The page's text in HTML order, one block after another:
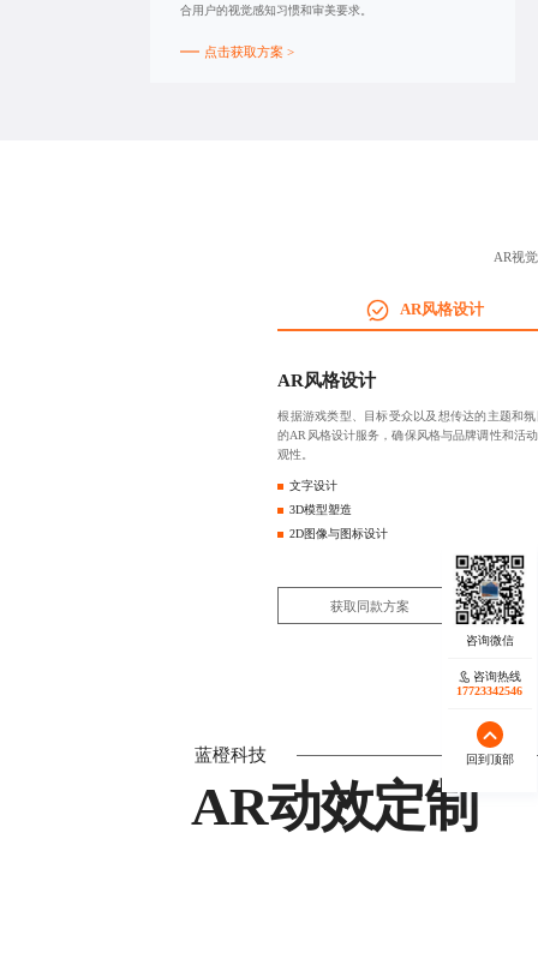
合用户的视觉感知习惯和审美要求。
点击获取方案 >
AR视
AR风格设计
AR风格设计
根据游戏类型、目标受众以及想传达的主题和
的AR风格设计服务，确保风格与品牌调性和活
观性。
文字设计
3D模型塑造
2D图像与图标设计
获取同款方案
蓝橙科技
AR动效定制
咨询热线
17723342546
回到顶部